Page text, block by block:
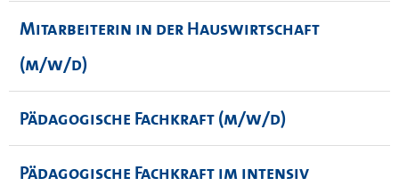
Mitarbeiterin in der Hauswirtschaft
(m/w/d)
Pädagogische Fachkraft (m/w/d)
Pädagogische Fachkraft im intensiv